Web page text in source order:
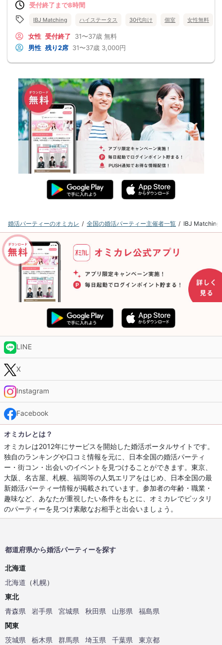
受付終了まで8時間
IBJ Matching ハイステータス 30代向け 個室 女性無料
女性 受付終了 31〜37歳 無料
男性 残り2席 31〜37歳 3,000円
婚活パーティーのオミカレ 全国の婚活パーティー主催者一覧 IBJ Matching
LINE
X
Instagram
Facebook
オミカレとは？
オミカレは2012年にサービスを開始した婚活ポータルサイトです。
独自のランキングや口コミ情報を元に、日本全国の婚活パーティ
ー・街コン・出会いのイベントを見つけることができます。東京、
大阪、名古屋、札幌、福岡等の人気エリアをはじめ、日本全国の最
新婚活パーティー情報が掲載されています。参加者の年齢・職業・
趣味など、あなたが重視したい条件をもとに、オミカレでピッタリ
のパーティーを見つけ素敵なお相手と出会いましょう。
都道府県から婚活パーティーを探す
北海道
北海道 （札幌）
東北
青森県
岩手県 宮城県 秋田県 山形県
福島県
関東
茨城県
栃木県 群馬県 埼玉県 千葉県
東京都